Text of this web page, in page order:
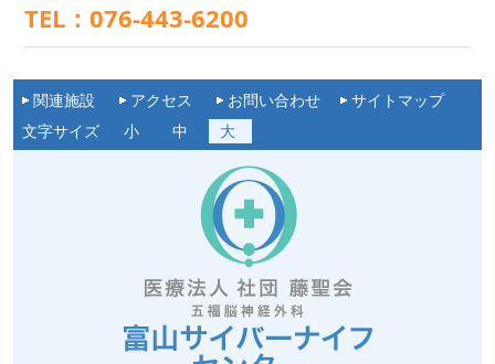
関連施設 アクセス お問い合わせ
サイトマップ
文字サイズ
小 中 大
TEL：076-443-6200